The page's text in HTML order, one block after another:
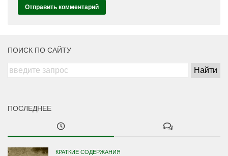
ПОИСК ПО САЙТУ
ПОСЛЕДНЕЕ
КРАТКИЕ СОДЕРЖАНИЯ